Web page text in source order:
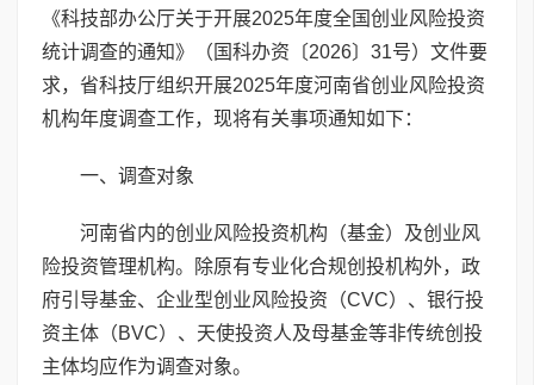
《科技部办公厅关于开展2025年度全国创业风险投资
统计调查的通知》（国科办资〔2026〕31号）文件要
求，省科技厅组织开展2025年度河南省创业风险投资
机构年度调查工作，现将有关事项通知如下：
一、调查对象
河南省内的创业风险投资机构（基金）及创业风
险投资管理机构。除原有专业化合规创投机构外，政
府引导基金、企业型创业风险投资（CVC）、银行投
资主体（BVC）、天使投资人及母基金等非传统创投
主体均应作为调查对象。